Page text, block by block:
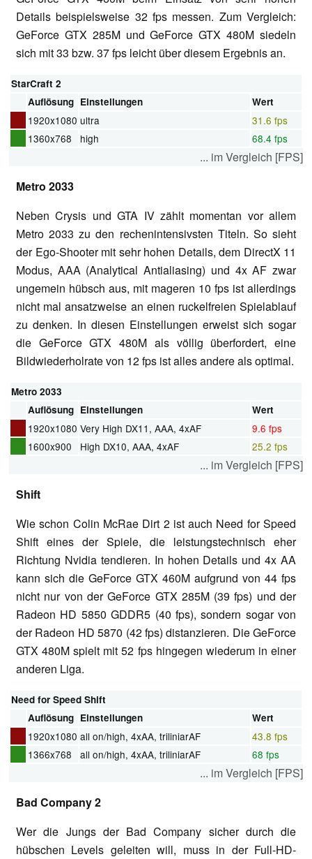
Details beispielsweise 32 fps messen. Zum Vergleich:
GeForce GTX 285M und GeForce GTX 480M siedeln
sich mit 33 bzw. 37 fps leicht über diesem Ergebnis an.
StarCraft 2
Auflösung Einstellungen Wert
1920x1080 ultra
31.6 fps
1360x768
high 68.4 fps
... im Vergleich [FPS]
Metro 2033
Neben Crysis und GTA IV zählt momentan vor allem
Metro 2033 zu den rechenintensivsten Titeln. So sieht
der Ego-Shooter mit sehr hohen Details, dem DirectX 11
Modus, AAA (Analytical Antialiasing) und 4x AF zwar
ungemein hübsch aus, mit mageren 10 fps ist allerdings
nicht mal ansatzweise an einen ruckelfreien Spielablauf
zu denken. In diesen Einstellungen erweist sich sogar
die GeForce GTX 480M als völlig überfordert, eine
Bildwiederholrate von 12 fps ist alles andere als optimal.
Metro 2033
Auflösung Einstellungen Wert
1920x1080 Very High DX11, AAA, 4xAF
9.6 fps
1600x900
High DX10, AAA, 4xAF 25.2 fps
... im Vergleich [FPS]
Shift
Wie schon Colin McRae Dirt 2 ist auch Need for Speed
Shift eines der Spiele, die leistungstechnisch eher
Richtung Nvidia tendieren. In hohen Details und 4x AA
kann sich die GeForce GTX 460M aufgrund von 44 fps
nicht nur von der GeForce GTX 285M (39 fps) und der
Radeon HD 5850 GDDR5 (40 fps), sondern sogar von
der Radeon HD 5870 (42 fps) distanzieren. Die GeForce
GTX 480M spielt mit 52 fps hingegen wiederum in einer
anderen Liga.
Need for Speed Shift
Auflösung Einstellungen Wert
1920x1080 all on/high, 4xAA, triliniarAF
43.8 fps
1366x768
all on/high, 4xAA, triliniarAF 68 fps
... im Vergleich [FPS]
Bad Company 2
Wer die Jungs der Bad Company sicher durch die
hübschen Levels geleiten will, muss in der Full-HD-